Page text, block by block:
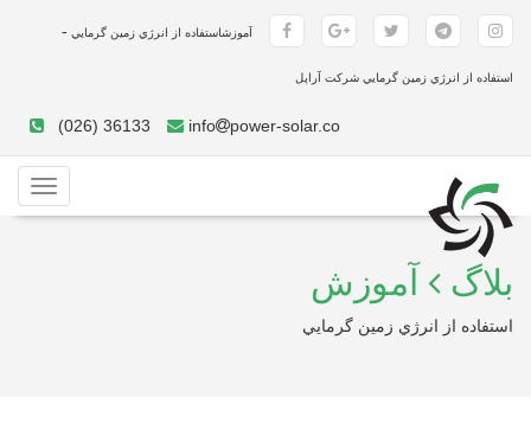
آموزشاستفاده از انرژي زمين گرمايي -
استفاده از انرژي زمين گرمايي شرکت آراپل
info power-solar.co
(026) 36133
بلاگ آموزش
استفاده از انرژي زمين گرمايي